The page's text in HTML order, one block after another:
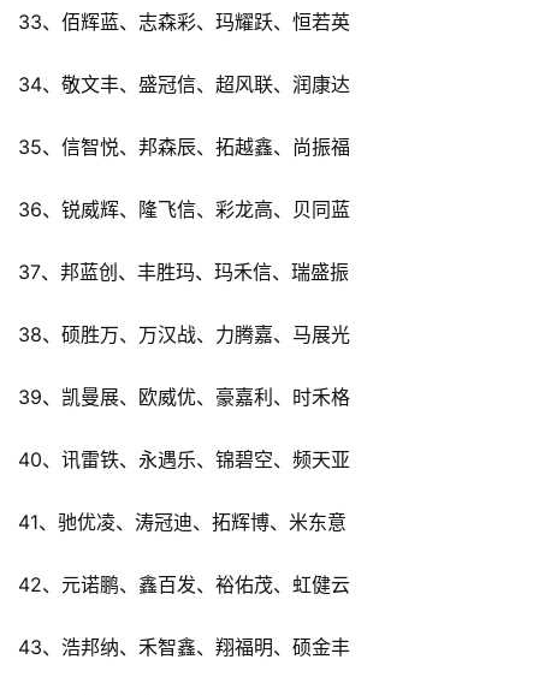
33、佰辉蓝、志森彩、玛耀跃、恒若英
34、敬文丰、盛冠信、超风联、润康达
35、信智悦、邦森辰、拓越鑫、尚振福
36、锐威辉、隆飞信、彩龙高、贝同蓝
37、邦蓝创、丰胜玛、玛禾信、瑞盛振
38、硕胜万、万汉战、力腾嘉、马展光
39、凯曼展、欧威优、豪嘉利、时禾格
40、讯雷铁、永遇乐、锦碧空、频天亚
41、驰优凌、涛冠迪、拓辉博、米东意
42、元诺鹏、鑫百发、裕佑茂、虹健云
43、浩邦纳、禾智鑫、翔福明、硕金丰